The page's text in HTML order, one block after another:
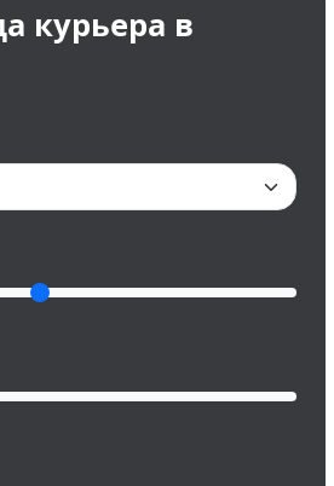
курьера в